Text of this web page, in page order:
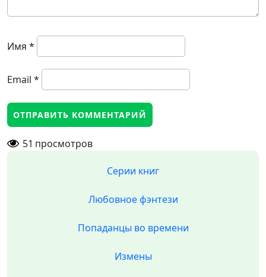
Имя *
Email *
51 просмотров
Серии книг
Любовное фэнтези
Попаданцы во времени
Измены